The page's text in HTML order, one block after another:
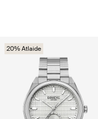
20% Atlaide